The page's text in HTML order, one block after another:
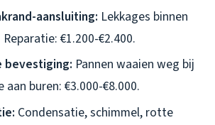
aansluiting: Lekkages binnen
€1.200-€2.400.
bevestiging: Pannen waaien weg bij
aan buren: €3.000-€8.000.
Condensatie, schimmel, rotte